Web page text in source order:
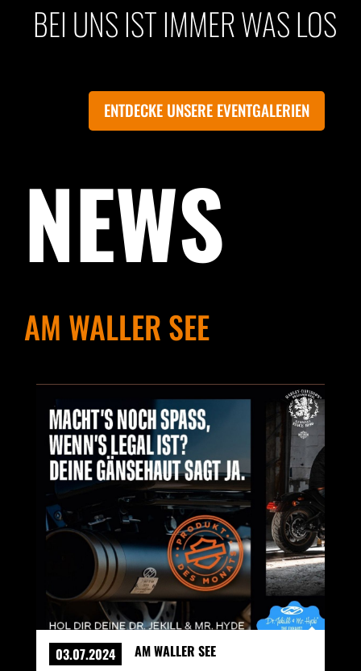
BEI UNS IST IMMER WAS LOS
ENTDECKE UNSERE EVENTGALERIEN
NEWS
AM WALLER SEE
03.07.2024 AM WALLER SEE